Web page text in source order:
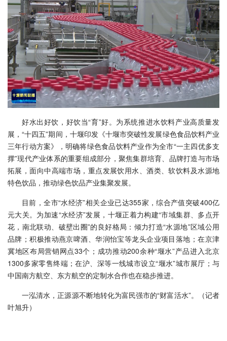
好水出好饮，好饮当“育”好。为系统推进水饮料产业高质量发
展，“十四五”期间，十堰印发《十堰市突破性发展绿色食品饮料产业
三年行动方案》，明确将绿色食品饮料产业作为全市“一主四优多支
撑”现代产业体系的重要组成部分，聚焦集群培育、品牌打造与市场
拓展，面向中高端市场，重点发展饮用水、酒类、软饮料及水源地
特色饮品，推动绿色饮品产业集聚发展。
目前，全市“水经济”相关企业已达355家，综合产值突破400亿
元大关。为加速“水经济”发展，十堰正着力构建“市域集群、多点开
花，南北联动、破壁出圈”的良好格局：倾力打造“水源地”区域公用
品牌；积极推动燕京啤酒、华润怡宝等龙头企业项目落地；在京津
冀地区布局营销网点33个；成功推动200余种“堰水”产品进入北京
1300多家零售终端；在沪、深等一线城市设立“堰水”城市展厅；与
中国南方航空、东方航空的定制水合作也在稳步推进。
一泓清水，正源源不断地转化为富民强市的“财富活水”。
（记者
叶旭升）